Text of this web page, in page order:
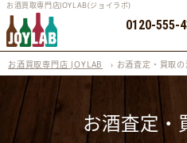
お酒買取専門店JOYLAB(ジョイラボ)
0120-555-
お酒買取専門店 JOYLAB › お酒査定・買取
お酒査定・